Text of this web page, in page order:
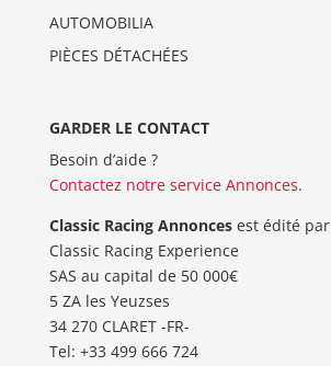
AUTOMOBILIA
PIÈCES DÉTACHÉES
GARDER LE CONTACT
Besoin d’aide ?
Contactez notre service Annonces.
Classic Racing Annoncesest édité par
Classic Racing Experience
SAS au capital de 50 000€
5 ZA les Yeuzses
34 270 CLARET -FR-
Tel: ‭+33 499 666 724‬